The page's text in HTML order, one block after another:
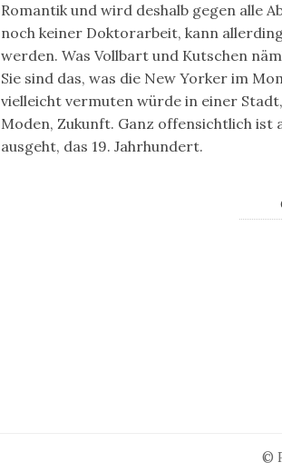
Romantik und wird deshalb gegen alle
noch keiner Doktorarbeit, kann
werden. Was Vollbart und Kutschen
Sie sind das, was die New Yorker im
vielleicht vermuten würde in einer
Moden, Zukunft. Ganz offensichtlich
ausgeht, das 19. Jahrhundert.
©